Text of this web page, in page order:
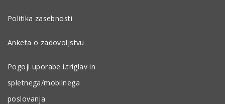
Politika zasebnosti
Anketa o zadovoljstvu
Pogoji uporabe i.triglav in
spletnega/mobilnega
poslovanja